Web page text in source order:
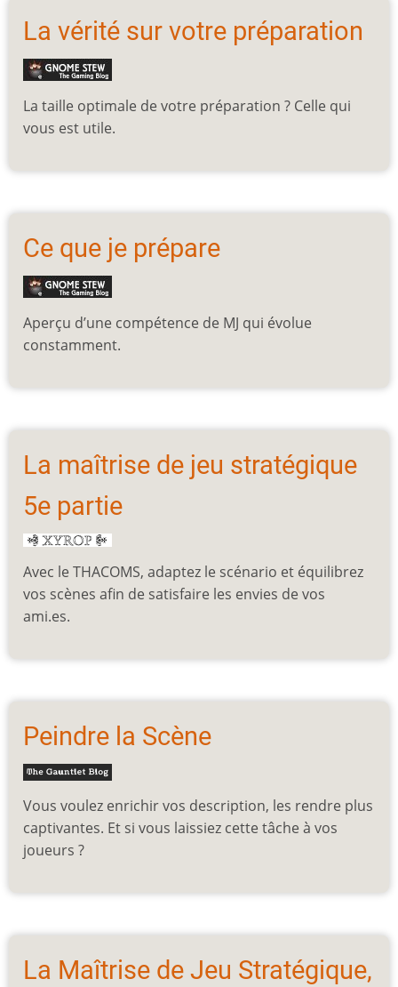
La vérité sur votre préparation
La taille optimale de votre préparation ? Celle qui
vous est utile.
Ce que je prépare
Aperçu d’une compétence de MJ qui évolue
constamment.
La maîtrise de jeu stratégique
5e partie
Avec le THACOMS, adaptez le scénario et équilibrez
vos scènes afin de satisfaire les envies de vos
ami.es.
Peindre la Scène
Vous voulez enrichir vos description, les rendre plus
captivantes. Et si vous laissiez cette tâche à vos
joueurs ?
La Maîtrise de Jeu Stratégique,